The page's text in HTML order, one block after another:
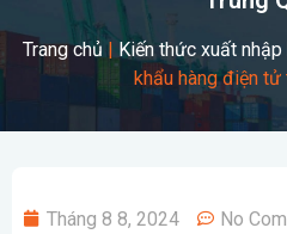
Trang chủ | Kiến thức xuất nhập
khẩu hàng điện tử
Tháng 8 8, 2024 No